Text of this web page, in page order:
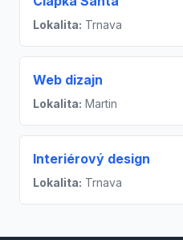
Lokalita: Trnava
Web dizajn
Lokalita: Martin
Interiérový design
Lokalita: Trnava